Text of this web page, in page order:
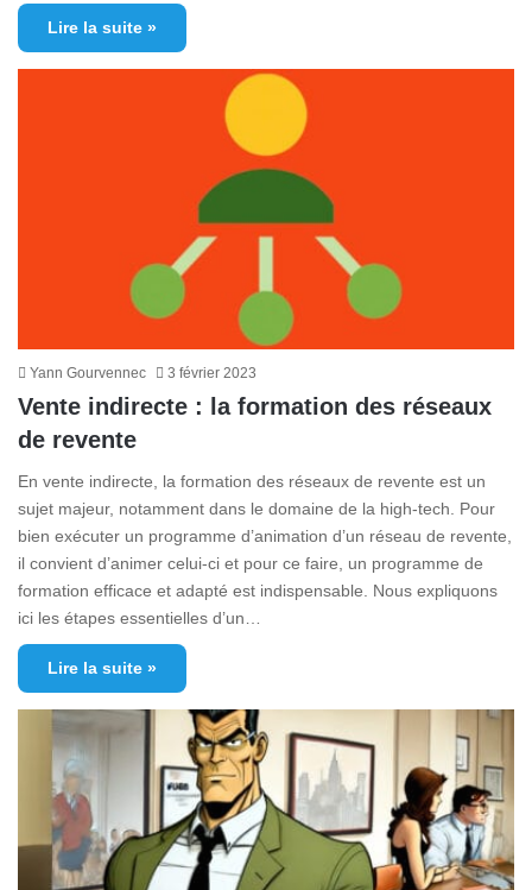
Lire la suite »
Yann Gourvennec 3 février 2023
Vente indirecte : la formation des réseaux
de revente
En vente indirecte, la formation des réseaux de revente est un
sujet majeur, notamment dans le domaine de la high-tech. Pour
bien exécuter un programme d’animation d’un réseau de revente,
il convient d’animer celui-ci et pour ce faire, un programme de
formation efficace et adapté est indispensable. Nous expliquons
ici les étapes essentielles d’un…
Lire la suite »